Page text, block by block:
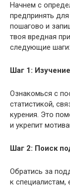
Начнем с
предпринять
пошагово и
твоя вредная
следующие шаги:
Шаг 1:
Ознакомься с
статистикой,
курения. Это
и укрепит
Шаг 2: Поиск
Обратись за
к